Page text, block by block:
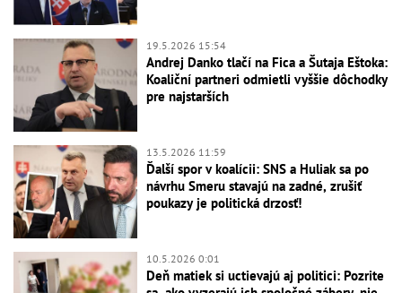
19.5.2026 15:54
Andrej Danko tlačí na Fica a Šutaja Eštoka:
Koaliční partneri odmietli vyššie dôchodky
pre najstarších
13.5.2026 11:59
Ďalší spor v koalícii: SNS a Huliak sa po
návrhu Smeru stavajú na zadné, zrušiť
poukazy je politická drzosť!
10.5.2026 0:01
Deň matiek si uctievajú aj politici: Pozrite